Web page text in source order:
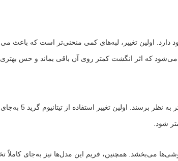
اساسی در آن‌ها وجود دارد. اولین تغییر، لبه‌های کمی
که اثر انگشت کمتر روی آن باقی بماند و حس بهتری
آیفون 15 پرو
می‌بخشد. همچنین، فریم این مدل‌ها نیز به‌جای